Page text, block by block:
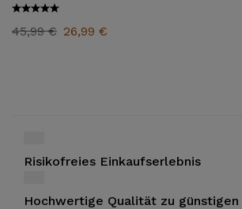
45,99€ 26,99 €
Risikofreies Einkaufserlebnis
Hochwertige Qualität zu günstigen